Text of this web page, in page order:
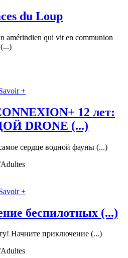
du Loup
amérindien qui vit en communion
+
12 лет:
DRONE (...)
сердце водной фауны (...)
+
беспилотных (...)
Начните приключение (...)